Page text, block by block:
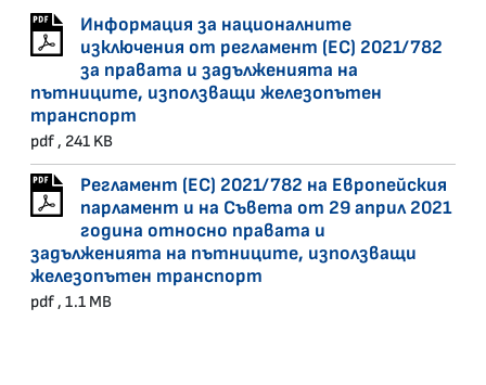
Информация за националните
изключения от регламент (ЕС) 2021/782
за правата и задълженията на
пътниците, използващи железопътен
транспорт
pdf , 241 KB
Регламент (ЕС) 2021/782 на Европейския
парламент и на Съвета от 29 април 2021
година относно правата и
задълженията на пътниците, използващи
железопътен транспорт
pdf , 1.1 MB